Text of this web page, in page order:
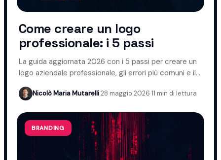
Come creare un logo
professionale: i 5 passi
La guida aggiornata 2026 con i 5 passi per creare un
logo aziendale professionale, gli errori più comuni e il
Nicolò Maria Mutarelli·28 maggio 2026·11 min di lettura
BRANDING